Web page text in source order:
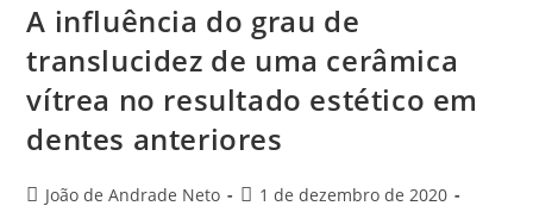
A influência do grau de
translucidez de uma cerâmica
vítrea no resultado estético em
dentes anteriores
João de Andrade Neto 1 de dezembro de 2020